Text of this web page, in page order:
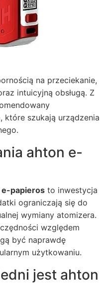
na przeciekanie,
intuicyjną obsługą. Z
które szukają urządzenia
ahton e-
e-papieros to inwestycja
ograniczają się do
wymiany atomizera.
względem
być naprawdę
użytkowaniu.
jest ahton